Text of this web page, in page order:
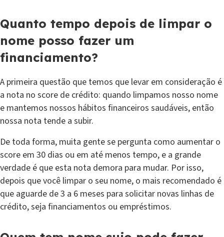
Quanto tempo depois de limpar o
nome posso fazer um
financiamento?
A primeira questão que temos que levar em consideração é
a nota no score de crédito: quando limpamos nosso nome
e mantemos nossos hábitos financeiros saudáveis, então
nossa nota tende a subir.
De toda forma, muita gente se pergunta como aumentar o
score em 30 dias ou em até menos tempo, e a grande
verdade é que esta nota demora para mudar. Por isso,
depois que você limpar o seu nome, o mais recomendado é
que aguarde de 3 a 6 meses para solicitar novas linhas de
crédito, seja financiamentos ou empréstimos.